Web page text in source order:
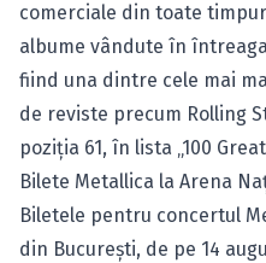
comerciale din toate
albume vândute în
fiind una dintre cele mai
de reviste precum Rolling
poziţia 61, în lista „100
Bilete Metallica la Arena
Biletele pentru concertul
din Bucureşti, de pe 14